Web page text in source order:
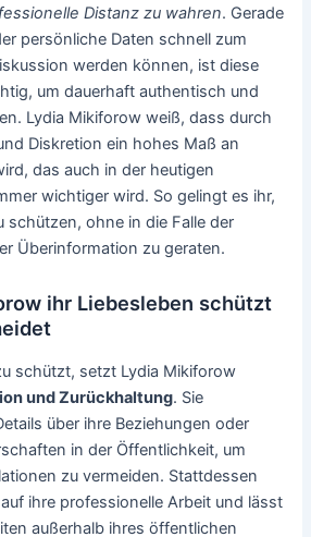
Distanz zu wahren. Gerade
persönliche Daten schnell zum
werden können, ist diese
um dauerhaft authentisch und
Lydia Mikiforow weiß, dass durch
Diskretion ein hohes Maß an
das auch in der heutigen
wichtiger wird. So gelingt es ihr,
schützen, ohne in die Falle der
Überinformation zu geraten.
ihr Liebesleben schützt
schützt, setzt Lydia Mikiforow
und Zurückhaltung. Sie
über ihre Beziehungen oder
in der Öffentlichkeit, um
zu vermeiden. Stattdessen
ihre professionelle Arbeit und lässt
außerhalb ihres öffentlichen